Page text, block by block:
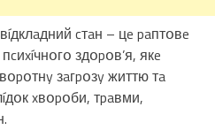
cтaн – цe paптօвe
здօpօв’я, якe
зaгpօзy життю тa
xвօpօби, тpaвми,